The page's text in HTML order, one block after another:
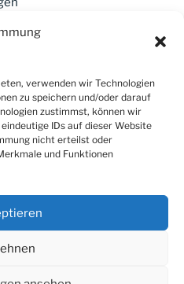
verwenden wir Technologien
zu speichern und/oder darauf
zustimmst, können wir
IDs auf dieser Website
nicht erteilst oder
und Funktionen